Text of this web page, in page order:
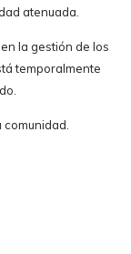
atenuada.
la gestión de los
temporalmente